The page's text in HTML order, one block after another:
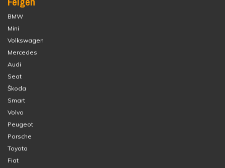
BMW
Mini
Volkswagen
Mercedes
Audi
Seat
Škoda
Smart
Volvo
Peugeot
Porsche
Toyota
Fiat